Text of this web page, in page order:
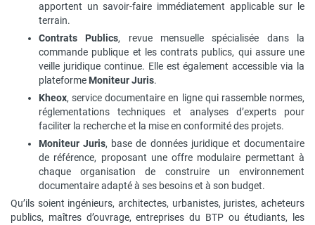
apportent un savoir-faire immédiatement applicable sur le
terrain.
Contrats Publics, revue mensuelle spécialisée dans la
commande publique et les contrats publics, qui assure une
veille juridique continue. Elle est également accessible via la
plateforme Moniteur Juris.
Kheox, service documentaire en ligne qui rassemble normes,
réglementations techniques et analyses d’experts pour
faciliter la recherche et la mise en conformité des projets.
Moniteur Juris, base de données juridique et documentaire
de référence, proposant une offre modulaire permettant à
chaque organisation de construire un environnement
documentaire adapté à ses besoins et à son budget.
Qu’ils soient ingénieurs, architectes, urbanistes, juristes, acheteurs
publics, maîtres d’ouvrage, entreprises du BTP ou étudiants, les